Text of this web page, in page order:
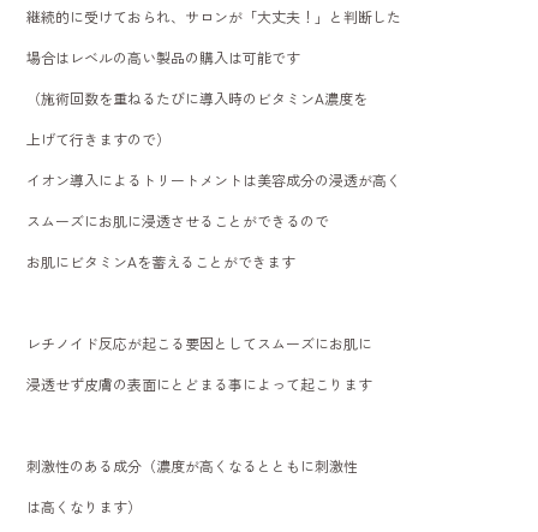
継続的に受けておられ、サロンが「大丈夫！」と判断した
場合はレベルの高い製品の購入は可能です
（施術回数を重ねるたびに導入時のビタミンA濃度を
上げて行きますので）
イオン導入によるトリートメントは美容成分の浸透が高く
スムーズにお肌に浸透させることができるので
お肌にビタミンAを蓄えることができます
レチノイド反応が起こる要因としてスムーズにお肌に
浸透せず皮膚の表面にとどまる事によって起こります
刺激性のある成分（濃度が高くなるとともに刺激性
は高くなります）